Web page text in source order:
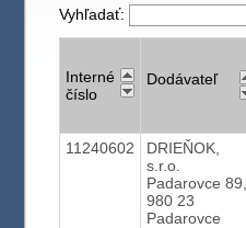
Vyhľadať:
Interné
číslo
Dodávateľ
11240602
DRIEŇOK,
s.r.o.
Padarovce 89,
980 23
Padarovce